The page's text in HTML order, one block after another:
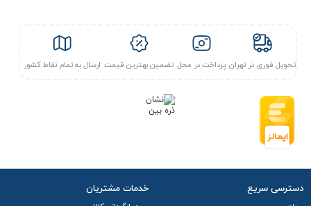
از ویژگی‌های فنی برجسته آن می‌توان به دو پورت LAN گیگابیت،
درگاه USB 2.0 برای اشتراک‌گذاری فایل، پشتیبانی از پروتکل‌های
باتری داخلی بوده و از طریق آداپتور خارجی تغذیه می‌شود.
پشتیبانی از اینترنت نسل چهارم (4G LTE)
تحویل فوری در تهران پرداخت در محل تضمین بهترین قیمت ارسال به تمام نقاط کشور
دسترسی سریع خدمات مشتریان